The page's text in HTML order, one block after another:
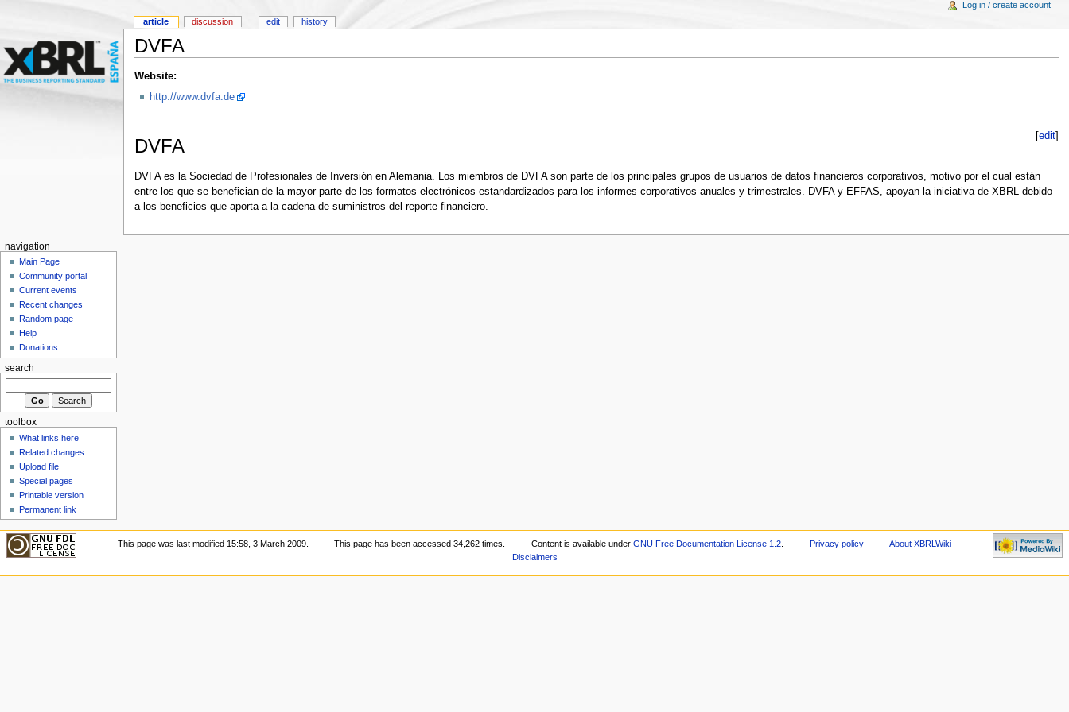
DVFA
Website:
http://www.dvfa.de
[edit
DVFA
DVFA es la Sociedad de Profesionales de Inversión en Alemania. Los miembros de DVFA son parte de los principales grupos de usuarios de datos financieros corporativos, motivo por el cual están
entre los que se benefician de la mayor parte de los formatos electrónicos estandardizados para los informes corporativos anuales y trimestrales. DVFA y EFFAS, apoyan la iniciativa de XBRL debido
a los beneficios que aporta a la cadena de suministros del reporte financiero.
article discussion edit history
Log in / create account
navigation
Main Page
Community portal
Current events
Recent changes
Random page
Help
Donations
search
toolbox
What links here
Related changes
Upload file
Special pages
Printable version
Permanent link
This page was last modified 15:58, 3 March 2009. This page has been accessed 34,262 times. Content is available under GNU Free Documentation License 1.2 Privacy policy
About XBRLWiki
Disclaimers